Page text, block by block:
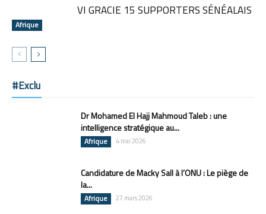
Afrique
VI GRACIE 15 SUPPORTERS SÉNÉALAIS
#Exclu
Dr Mohamed El Hajj Mahmoud Taleb : une
intelligence stratégique au...
Afrique 4 mai 2026
Candidature de Macky Sall à l’ONU : Le piège de
la...
Afrique 27 mars 2026